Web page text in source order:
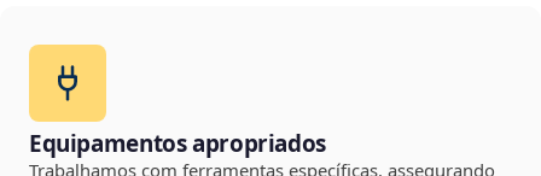
Equipamentos apropriados
Trabalhamos com ferramentas específicas, assegurando